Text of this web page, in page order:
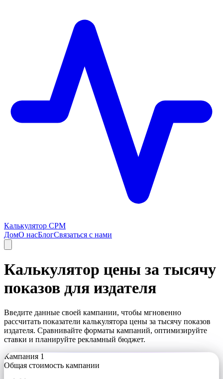
Калькулятор CPM
ДомО насБлогСвязаться с нами
Калькулятор цены за тысячу
показов для издателя
Введите данные своей кампании, чтобы мгновенно
рассчитать показатели калькулятора цены за тысячу показов
издателя. Сравнивайте форматы кампаний, оптимизируйте
ставки и планируйте рекламный бюджет.
Кампания 1
Общая стоимость кампании